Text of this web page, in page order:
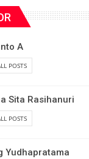
A
POSTS
Sita Rasihanuri
POSTS
Yudhapratama